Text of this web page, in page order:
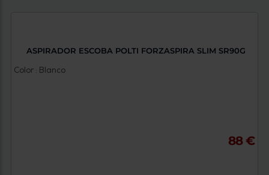
ASPIRADOR ESCOBA POLTI FORZASPIRA SLIM SR90G
Color : Blanco
88 €